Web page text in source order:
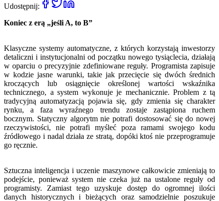
Udostępnij:
Koniec z erą „jeśli A, to B”
Klasyczne systemy automatyczne, z których korzystają inwestorzy
detaliczni i instytucjonalni od początku nowego tysiąclecia, działają
w oparciu o precyzyjnie zdefiniowane reguły. Programista zapisuje
w kodzie jasne warunki, takie jak przecięcie się dwóch średnich
kroczących lub osiągnięcie określonej wartości wskaźnika
technicznego, a system wykonuje je mechanicznie. Problem z tą
tradycyjną automatyzacją pojawia się, gdy zmienia się charakter
rynku, a faza wyraźnego trendu zostaje zastąpiona ruchem
bocznym. Statyczny algorytm nie potrafi dostosować się do nowej
rzeczywistości, nie potrafi myśleć poza ramami swojego kodu
źródłowego i nadal działa ze stratą, dopóki ktoś nie przeprogramuje
go ręcznie.
Sztuczna inteligencja i uczenie maszynowe całkowicie zmieniają to
podejście, ponieważ system nie czeka już na ustalone reguły od
programisty. Zamiast tego uzyskuje dostęp do ogromnej ilości
danych historycznych i bieżących oraz samodzielnie poszukuje